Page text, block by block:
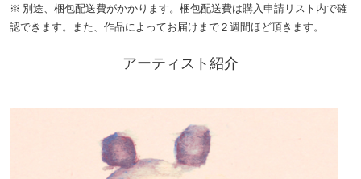
※ 別途、梱包配送費がかかります。梱包配送費は購入申請リスト内で確
認できます。また、作品によってお届けまで２週間ほど頂きます。
アーティスト紹介